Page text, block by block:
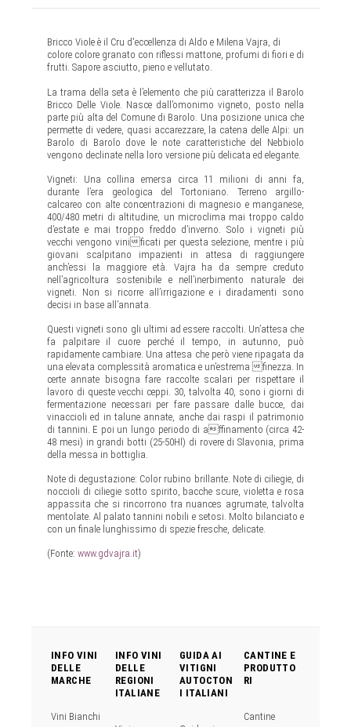
Bricco Viole è il Cru d'eccellenza di Aldo e Milena Vajra, di
colore colore granato con riflessi mattone, profumi di fiori e di
frutti. Sapore asciutto, pieno e vellutato.
La trama della seta è l’elemento che più caratterizza il Barolo
Bricco Delle Viole. Nasce dall’omonimo vigneto, posto nella
parte più alta del Comune di Barolo. Una posizione unica che
permette di vedere, quasi accarezzare, la catena delle Alpi: un
Barolo di Barolo dove le note caratteristiche del Nebbiolo
vengono declinate nella loro versione più delicata ed elegante.
Vigneti: Una collina emersa circa 11 milioni di anni fa,
durante l’era geologica del Tortoniano. Terreno argillo-
calcareo con alte concentrazioni di magnesio e manganese,
400/480 metri di altitudine, un microclima mai troppo caldo
d’estate e mai troppo freddo d’inverno. Solo i vigneti più
vecchi vengono vinificati per questa selezione, mentre i più
giovani scalpitano impazienti in attesa di raggiungere
anch’essi la maggiore età. Vajra ha da sempre creduto
nell’agricoltura sostenibile e nell’inerbimento naturale dei
vigneti. Non si ricorre all’irrigazione e i diradamenti sono
decisi in base all’annata.
Questi vigneti sono gli ultimi ad essere raccolti. Un’attesa che
fa palpitare il cuore perché il tempo, in autunno, può
rapidamente cambiare. Una attesa che però viene ripagata da
una elevata complessità aromatica e un’estrema finezza. In
certe annate bisogna fare raccolte scalari per rispettare il
lavoro di queste vecchi ceppi. 30, talvolta 40, sono i giorni di
fermentazione necessari per fare passare dalle bucce, dai
vinaccioli ed in talune annate, anche dai raspi il patrimonio
di tannini. E poi un lungo periodo di affinamento (circa 42-
48 mesi) in grandi botti (25-50Hl) di rovere di Slavonia, prima
della messa in bottiglia.
Note di degustazione: Color rubino brillante. Note di ciliegie, di
noccioli di ciliegie sotto spirito, bacche scure, violetta e rosa
appassita che si rincorrono tra nuances agrumate, talvolta
mentolate. Al palato tannini nobili e setosi. Molto bilanciato e
con un finale lunghissimo di spezie fresche, delicate.
(Fonte: www.gdvajra.it)
INFO VINI
DELLE
MARCHE
Vini Bianchi
INFO VINI
DELLE
REGIONI
ITALIANE
GUIDA AI
VITIGNI
AUTOCTON
I ITALIANI
CANTINE E
PRODUTTO
RI
Cantine